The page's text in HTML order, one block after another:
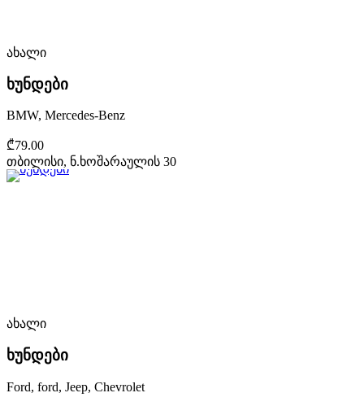
ახალი
ხუნდები
BMW, Mercedes-Benz
₾79.00
თბილისი, ნ.ხოშარაულის 30
ახალი
ხუნდები
Ford, ford, Jeep, Chevrolet